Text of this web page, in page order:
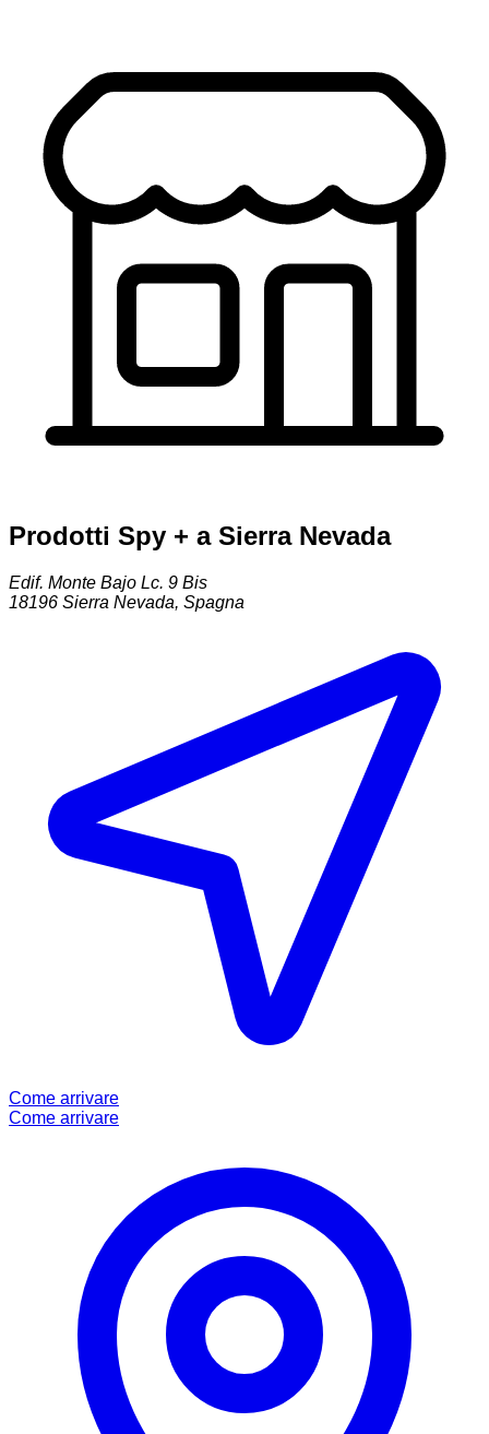
Prodotti Spy + a Sierra Nevada
Edif. Monte Bajo Lc. 9 Bis
18196 Sierra Nevada, Spagna
Come arrivare
Come arrivare